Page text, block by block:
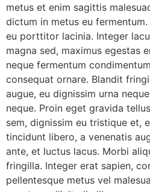
metus et enim sagittis
dictum in metus eu
eu porttitor lacinia. Integer
magna sed, maximus egestas
neque fermentum
consequat ornare. Blandit
augue, eu dignissim urna
neque. Proin eget gravida
sem, dignissim eu tristique et,
tincidunt libero, a venenatis
ante, et luctus lacus. Morbi
fringilla. Integer erat sapien,
pellentesque metus vel